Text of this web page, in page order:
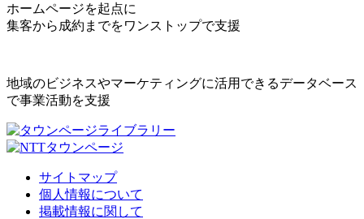
ホームページを起点に
集客から成約までをワンストップで支援
地域のビジネスやマーケティングに活用できるデータベース
で事業活動を支援
サイトマップ
個人情報について
掲載情報に関して